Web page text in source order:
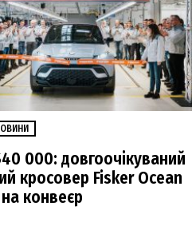
000: довгоочікуваний
кросовер Fisker Ocean
конвеєр